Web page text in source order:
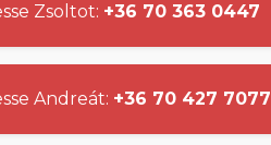
Zsoltot: +36 70 363 0447
Andreát: +36 70 427 7077